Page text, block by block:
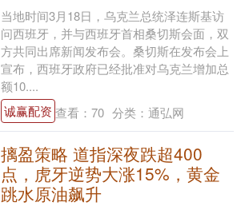
当地时间3月18日，乌克兰总统泽连斯基访
问西班牙，并与西班牙首相桑切斯会面，双
方共同出席新闻发布会。桑切斯在发布会上
宣布，西班牙政府已经批准对乌克兰增加总
额10....
诚赢配资 查看： 70 分类： 通弘网
摛盈策略 道指深夜跌超400
点，虎牙逆势大涨15%，黄金
跳水原油飙升